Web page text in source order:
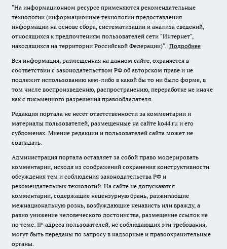
"На информационном ресурсе применяются рекомендательные
технологии (информационные технологии предоставления
информации на основе сбора, систематизации и анализа сведений,
относящихся к предпочтениям пользователей сети "Интернет",
находящихся на территории Российской Федерации)". Подробнее
Вся информация, размещенная на данном сайте, охраняется в
соответствии с законодательством РФ об авторском праве и не
подлежит использованию кем-либо в какой бы то ни было форме, в
том числе воспроизведению, распространению, переработке не иначе
как с письменного разрешения правообладателя.
Редакция портала не несет ответственности за комментарии и
материалы пользователей, размещенные на сайте ko44.ru и его
субдоменах. Мнение редакции и пользователей сайта может не
совпадать.
Администрация портала оставляет за собой право модерировать
комментарии, исходя из соображений сохранения конструктивности
обсуждения тем и соблюдения законодательства РФ и
рекомендательных технологий. На сайте не допускаются
комментарии, содержащие нецензурную брань, разжигающие
межнациональную рознь, возбуждающие ненависть или вражду, а
равно унижение человеческого достоинства, размещение ссылок не
по теме. IP-адреса пользователей, не соблюдающих эти требования,
могут быть переданы по запросу в надзорные и правоохранительные
органы.